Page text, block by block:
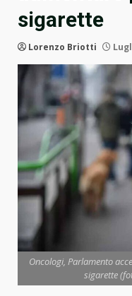
sigarette
Lorenzo Briotti
Oncologi, Parlamento
sigarette